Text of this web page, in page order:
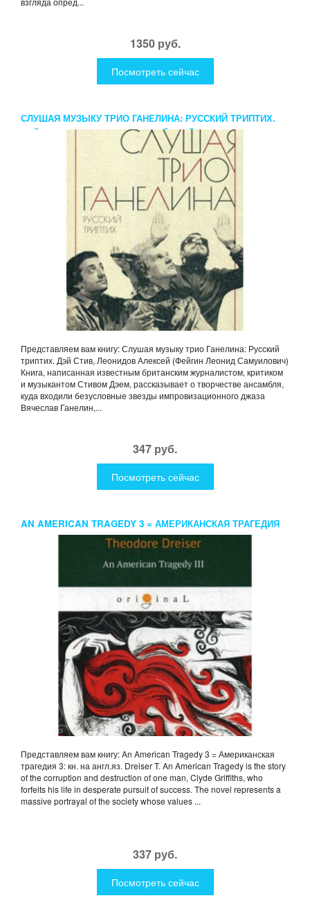
1350 руб.
Посмотреть сейчас
СЛУШАЯ МУЗЫКУ ТРИО ГАНЕЛИНА: РУССКИЙ ТРИПТИХ.
ДЭЙ СТИВ, ЛЕОНИДОВ АЛЕКСЕЙ (ФЕЙГИН ЛЕОНИД
Представляем вам книгу: Слушая музыку трио Ганелина: Русский
триптих. Дэй Стив, Леонидов Алексей (Фейгин Леонид Самуилович)
Книга, написанная известным британским журналистом, критиком
и музыкантом Стивом Дэем, рассказывает о творчестве ансамбля,
куда входили безусловные звезды импровизационного джаза
Вячеслав Ганелин,...
347 руб.
Посмотреть сейчас
AN AMERICAN TRAGEDY 3 = АМЕРИКАНСКАЯ ТРАГЕДИЯ
3: КН. НА АНГЛ.ЯЗ. DREISER T.
Представляем вам книгу: An American Tragedy 3 = Американская
трагедия 3: кн. на англ.яз. Dreiser T. An American Tragedy is the story
of the corruption and destruction of one man, Clyde Griffiths, who
forfeits his life in desperate pursuit of success. The novel represents a
massive portrayal of the society whose values ...
337 руб.
Посмотреть сейчас